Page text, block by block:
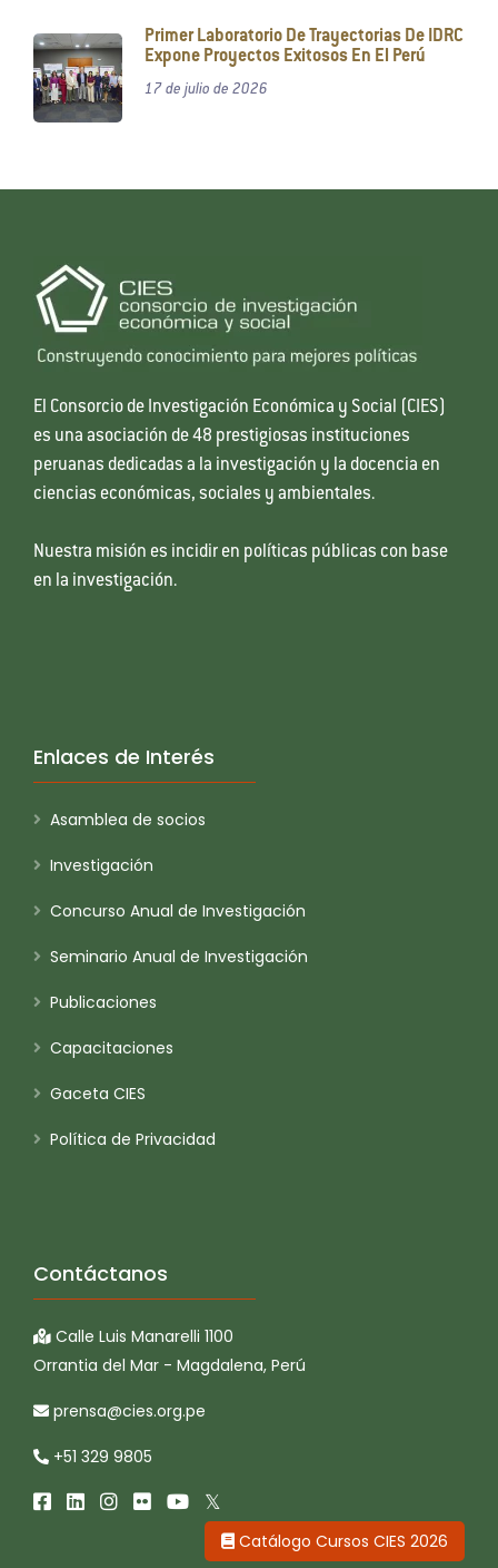
Primer Laboratorio De Trayectorias De IDRC
Expone Proyectos Exitosos En El Perú
17 de julio de 2026
El Consorcio de Investigación Económica y Social (CIES)
es una asociación de 48 prestigiosas instituciones
peruanas dedicadas a la investigación y la docencia en
ciencias económicas, sociales y ambientales.
Nuestra misión es incidir en políticas públicas con base
en la investigación.
Enlaces de Interés
Asamblea de socios
Investigación
Concurso Anual de Investigación
Seminario Anual de Investigación
Publicaciones
Capacitaciones
Gaceta CIES
Política de Privacidad
Contáctanos
Calle Luis Manarelli 1100
Orrantia del Mar - Magdalena, Perú
prensa@cies.org.pe
+51 329 9805
Catálogo Cursos CIES 2026